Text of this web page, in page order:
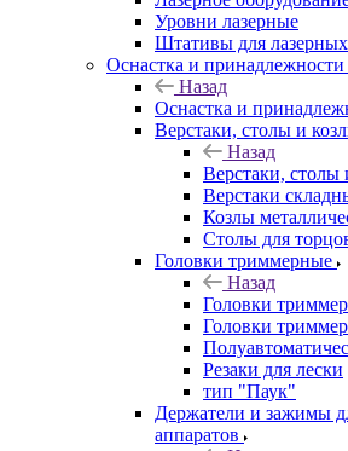
Уровни лазерные
Штативы для
Оснастка и принадлежности
Назад
Оснастка и
Верстаки, столы и
Назад
Верстаки, столы
Верстаки
Козлы
Столы для
Головки триммерные
Назад
Головки
Головки
Резаки для лески
тип "Паук"
Держатели и зажимы
аппаратов